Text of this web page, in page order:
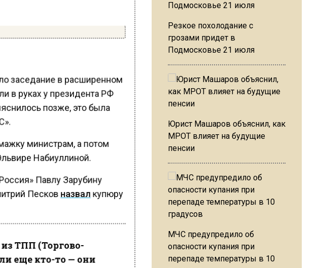
заседание в расширенном
в руках у президента РФ
позже, это была
министрам, а потом
Набиуллиной.
Павлу Зарубину
Песковназвал купюру
ТПП (Торгово-
еще кто-то — они
Резкое похолодание с
грозами придет в
Подмосковье 21 июля
Юрист Машаров объяснил, как
МРОТ влияет на будущие
пенсии
МЧС предупредило об
опасности купания при
перепаде температуры в 10